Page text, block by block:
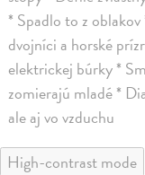
* Spadlo to z
dvojníci a horské
elektrickej búrky *
zomierajú mladé *
ale aj vo vzduchu
High-contrast mode